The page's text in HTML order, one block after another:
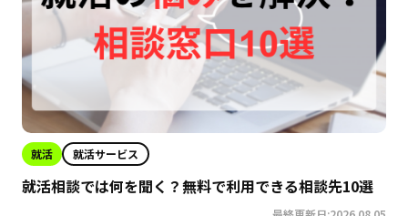
就活 就活サービス
就活相談では何を聞く？無料で利用できる相談先10選